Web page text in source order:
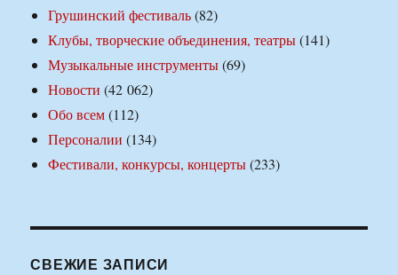
Грушинский фестиваль(82)
Клубы, творческие объединения, театры(141)
Музыкальные инструменты(69)
Новости (42 062)
Обо всем(112)
Персоналии (134)
Фестивали, конкурсы, концерты(233)
СВЕЖИЕ ЗАПИСИ